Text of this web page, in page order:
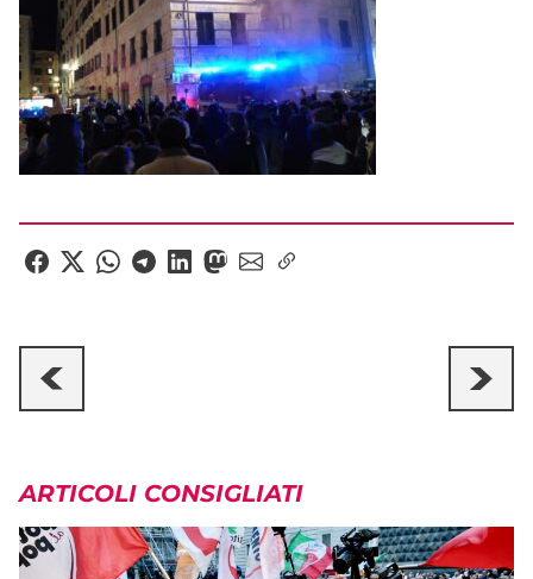
ARTICOLI CONSIGLIATI